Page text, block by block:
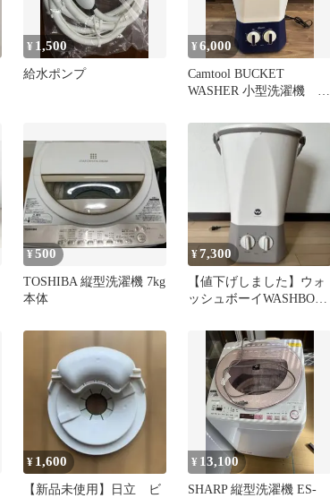
¥ 1,500
給水ポンプ
¥6,000
Camtool BUCKET
WASHER 小型洗濯機 バ
¥500
TOSHIBA 縦型洗濯機 7kg
本体
¥7,300
【値下げしました】ウォ
ッシュボーイWASHBOY
¥ 1,600
【新品未使用】日立 ビ
¥ 13,100
SHARP 縦型洗濯機 ES-